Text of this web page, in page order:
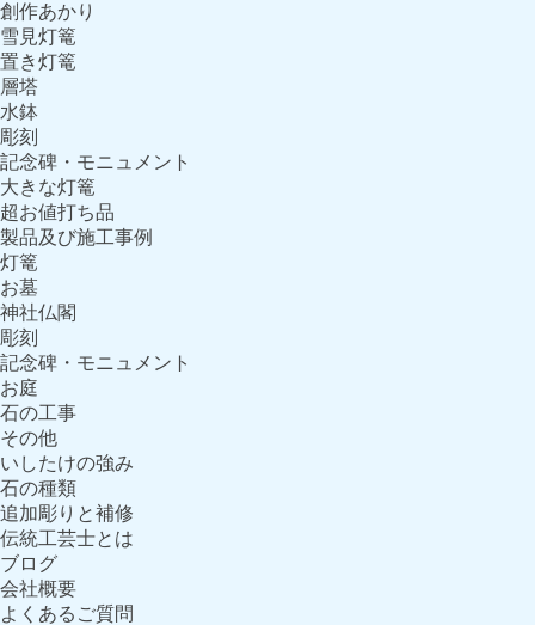
創作あかり
雪見灯篭
置き灯篭
層塔
水鉢
彫刻
記念碑・モニュメント
大きな灯篭
超お値打ち品
製品及び施工事例
灯篭
お墓
神社仏閣
彫刻
記念碑・モニュメント
お庭
石の工事
その他
いしたけの強み
石の種類
追加彫りと補修
伝統工芸士とは
ブログ
会社概要
よくあるご質問